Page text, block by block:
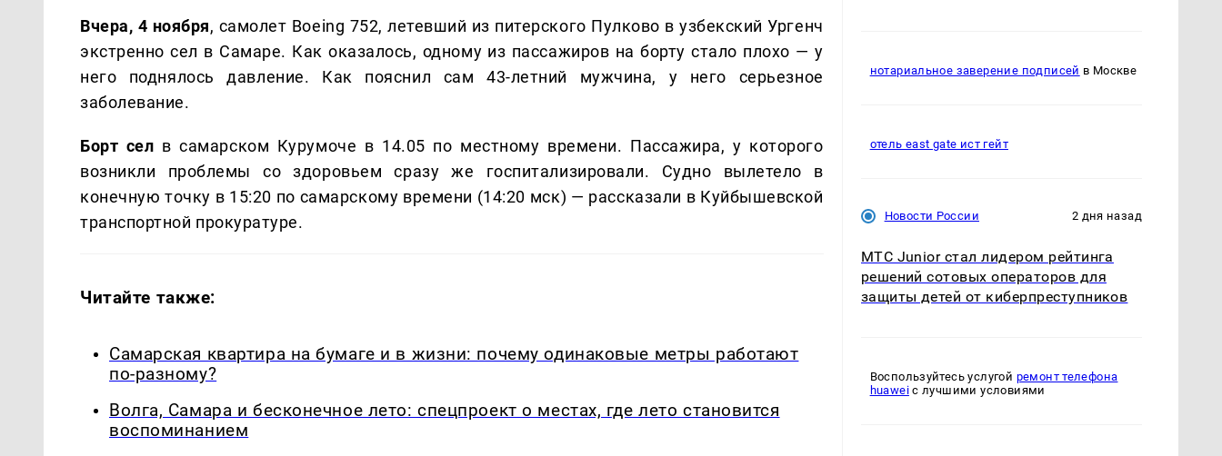
Вчера, 4 ноября, самолет Boeing 752, летевший из питерского Пулково в узбекский Ургенч
экстренно сел в Самаре. Как оказалось, одному из пассажиров на борту стало плохо — у
него поднялось давление. Как пояснил сам 43-летний мужчина, у него серьезное
заболевание.
Борт сел в самарском Курумоче в 14.05 по местному времени. Пассажира, у которого
возникли проблемы со здоровьем сразу же госпитализировали. Судно вылетело в
конечную точку в 15:20 по самарскому времени (14:20 мск) — рассказали в Куйбышевской
транспортной прокуратуре.
Читайте также:
Самарская квартира на бумаге и в жизни: почему одинаковые метры работают
по-разному?
Волга, Самара и бесконечное лето: спецпроект о местах, где лето становится
воспоминанием
нотариальное заверение подписей в Москве
отель east gate ист гейт
Новости России 2 дня назад
МТС Junior стал лидером рейтинга
решений сотовых операторов для
защиты детей от киберпреступников
Воспользуйтесь услугой ремонт телефона
huaweiс лучшими условиями